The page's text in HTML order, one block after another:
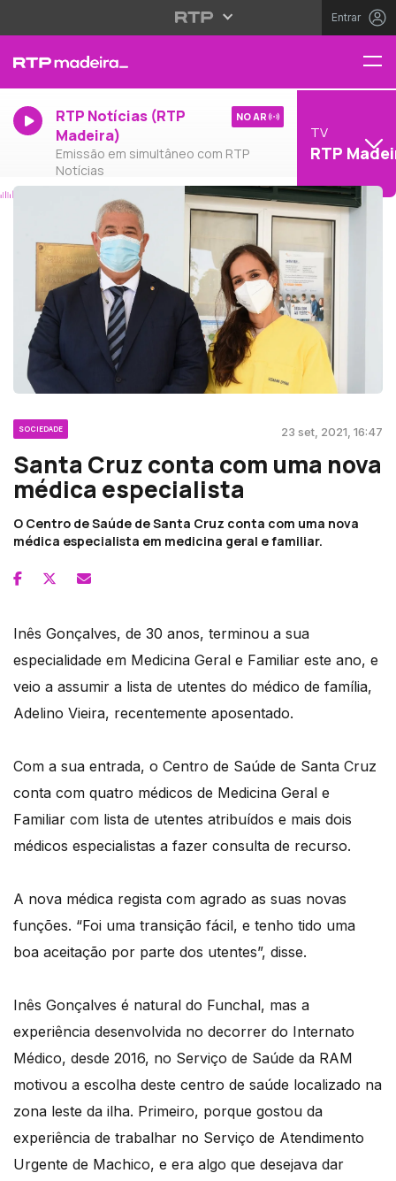
Entrar
RTP Notícias (RTP
Madeira)
Emissão em simultâneo com RTP
Notícias
NO AR
TV
RTP
SOCIEDADE 23 set, 2021, 16:47
Santa Cruz conta com uma nova
médica especialista
O Centro de Saúde de Santa Cruz conta com uma nova
médica especialista em medicina geral e familiar.
Inês Gonçalves, de 30 anos, terminou a sua
especialidade em Medicina Geral e Familiar este ano, e
veio a assumir a lista de utentes do médico de família,
Adelino Vieira, recentemente aposentado.
Com a sua entrada, o Centro de Saúde de Santa Cruz
conta com quatro médicos de Medicina Geral e
Familiar com lista de utentes atribuídos e mais dois
médicos especialistas a fazer consulta de recurso.
A nova médica regista com agrado as suas novas
funções. “Foi uma transição fácil, e tenho tido uma
boa aceitação por parte dos utentes”, disse.
Inês Gonçalves é natural do Funchal, mas a
experiência desenvolvida no decorrer do Internato
Médico, desde 2016, no Serviço de Saúde da RAM
motivou a escolha deste centro de saúde localizado na
zona leste da ilha. Primeiro, porque gostou da
experiência de trabalhar no Serviço de Atendimento
Urgente de Machico, e era algo que desejava dar